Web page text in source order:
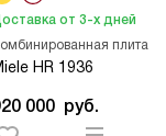
плита
HR 1936
от 3-х дней
000 руб.